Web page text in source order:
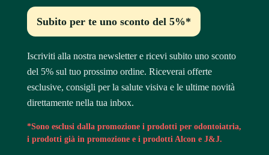
Subito per te uno sconto del 5%*
Iscriviti alla nostra newsletter e ricevi subito uno sconto
del 5% sul tuo prossimo ordine. Riceverai offerte
esclusive, consigli per la salute visiva e le ultime novità
direttamente nella tua inbox.
*Sono esclusi dalla promozione i prodotti per odontoiatria,
i prodotti già in promozione e i prodotti Alcon e J&J.